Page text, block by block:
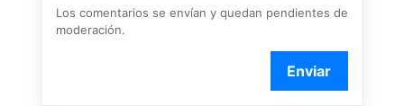
Los comentarios se envían y quedan pendientes de
moderación.
Enviar